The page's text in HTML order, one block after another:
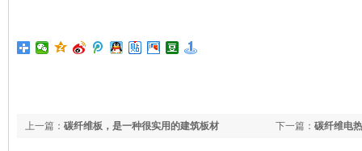
下一篇： 碳纤维电
上一篇： 碳纤维板，是一种很实用的建筑板材